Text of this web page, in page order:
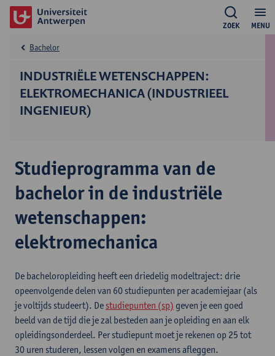
MENU
ZOEK
INDUSTRIËLE WETENSCHAPPEN:
ELEKTROMECHANICA (INDUSTRIEEL
INGENIEUR)
Bachelor
Studieprogramma van de
bachelor in de industriële
wetenschappen:
elektromechanica
De bacheloropleiding heeft een driedelig modeltraject: drie
opeenvolgende delen van 60 studiepunten per academiejaar (als
je voltijds studeert). De studiepunten (sp) geven je een goed
beeld van de tijd die je zal besteden aan je opleiding en aan elk
opleidingsonderdeel. Per studiepunt moet je rekenen op 25 tot
30 uren studeren, lessen volgen en examens afleggen.